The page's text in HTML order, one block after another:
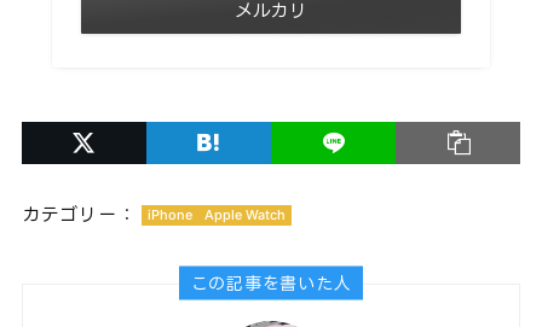
メルカリ
カテゴリー： iPhone Apple Watch
この記事を書いた人